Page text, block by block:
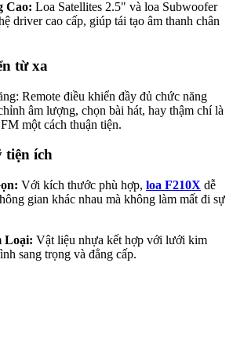
Cao: Loa Satellites 2.5" và loa Subwoofer
driver cao cấp, giúp tái tạo âm thanh chân
từ xa
Remote điều khiển đầy đủ chức năng
âm lượng, chọn bài hát, hay thậm chí là
một cách thuận tiện.
tiện ích
Với kích thước phù hợp, loa F210X dễ
gian khác nhau mà không làm mất đi sự
Loại: Vật liệu nhựa kết hợp với lưới kim
sang trọng và đẳng cấp.